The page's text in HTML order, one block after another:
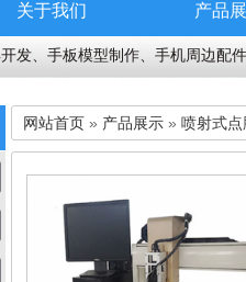
关于我们 产品
发、手板模型制作、手机周边配
网站首页 » 产品展示 » 喷射式点